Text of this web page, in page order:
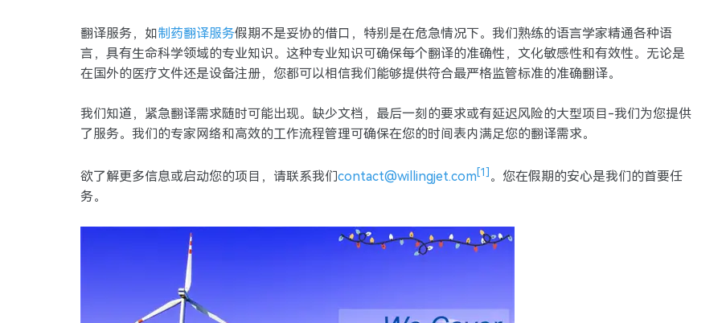
翻译服务，如制药翻译服务假期不是妥协的借口，特别是在危急情况下。我们熟练的语言学家精通各种语
言，具有生命科学领域的专业知识。这种专业知识可确保每个翻译的准确性，文化敏感性和有效性。无论是
在国外的医疗文件还是设备注册，您都可以相信我们能够提供符合最严格监管标准的准确翻译。
我们知道，紧急翻译需求随时可能出现。缺少文档，最后一刻的要求或有延迟风险的大型项目-我们为您提供
了服务。我们的专家网络和高效的工作流程管理可确保在您的时间表内满足您的翻译需求。
欲了解更多信息或启动您的项目，请联系我们contact@willingjet.com [1]
。您在假期的安心是我们的首要任
务。